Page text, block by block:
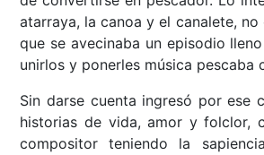
atarraya, la canoa y el canalete, no
que se avecinaba un episodio
unirlos y ponerles música pescaba
Sin darse cuenta ingresó por ese
historias de vida, amor y folclor,
compositor teniendo la